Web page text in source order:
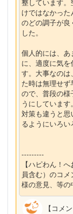
けではなかっ
のどの調子が
した。
個人的には、
に、適度に気
す。大事なのは
た時は無理せ
ので、普段の様
うにしていま
対策も違うと
るようにいろい
---------
【ハピわん！
員含む）のコ
様の意見、等の
【コメ